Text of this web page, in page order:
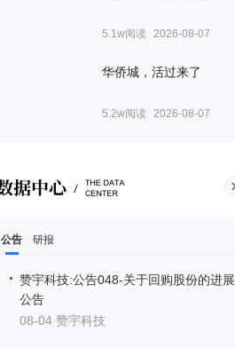
5.1w阅读 2026-08-07
华侨城，活过来了
5.2w阅读 2026-08-07
公告 研报
赞宇科技:公告048-关于回购股份的进展
公告
08-04 赞宇科技